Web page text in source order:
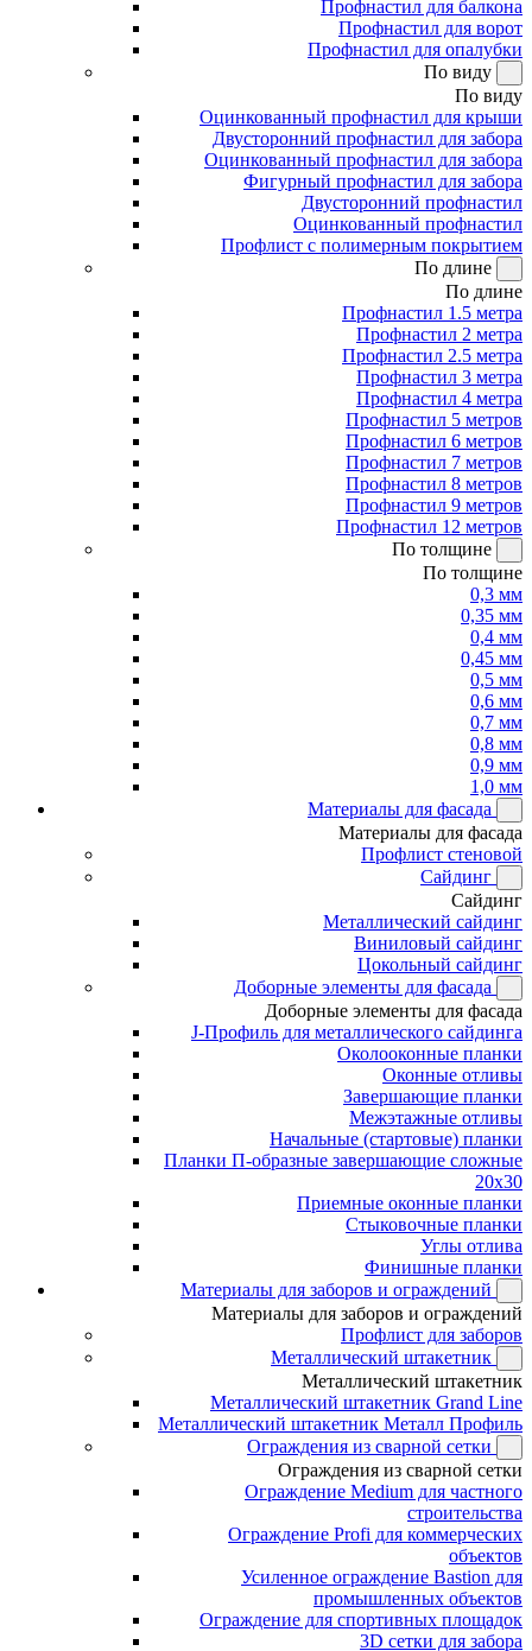
Профнастил для балкона
Профнастил для ворот
Профнастил для опалубки
По виду
По виду
Оцинкованный профнастил для крыши
Двусторонний профнастил для забора
Оцинкованный профнастил для забора
Фигурный профнастил для забора
Двусторонний профнастил
Оцинкованный профнастил
Профлист с полимерным покрытием
По длине
По длине
Профнастил 1.5 метра
Профнастил 2 метра
Профнастил 2.5 метра
Профнастил 3 метра
Профнастил 4 метра
Профнастил 5 метров
Профнастил 6 метров
Профнастил 7 метров
Профнастил 8 метров
Профнастил 9 метров
Профнастил 12 метров
По толщине
По толщине
0,3 мм
0,35 мм
0,4 мм
0,45 мм
0,5 мм
0,6 мм
0,7 мм
0,8 мм
0,9 мм
1,0 мм
Материалы для фасада
Материалы для фасада
Профлист стеновой
Сайдинг
Сайдинг
Металлический сайдинг
Виниловый сайдинг
Цокольный сайдинг
Доборные элементы для фасада
Доборные элементы для фасада
J-Профиль для металлического сайдинга
Околооконные планки
Оконные отливы
Завершающие планки
Межэтажные отливы
Начальные (стартовые) планки
Планки П-образные завершающие сложные
20x30
Приемные оконные планки
Стыковочные планки
Углы отлива
Финишные планки
Материалы для заборов и ограждений
Материалы для заборов и ограждений
Профлист для заборов
Металлический штакетник
Металлический штакетник
Металлический штакетник Grand Line
Металлический штакетник Металл Профиль
Ограждения из сварной сетки
Ограждения из сварной сетки
Ограждение Medium для частного
строительства
Ограждение Profi для коммерческих
объектов
Усиленное ограждение Bastion для
промышленных объектов
Ограждение для спортивных площадок
3D сетки для забора